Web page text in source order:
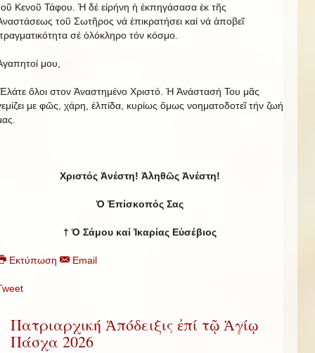
Κενοῦ Τάφου. Ἡ δέ εἰρήνη ἡ ἐκπηγάσασα ἐκ τῆς
τοῦ Σωτῆρος νά ἐπικρατήσει καί νά ἀποβεῖ
σέ ὁλόκληρο τόν κόσμο.
μου,
ὅλοι στον Ἀναστημένο Χριστό. Ἡ Ἀνάστασή Του μᾶς
με φῶς, χάρη, ἐλπίδα, κυρίως ὅμως νοηματοδοτεῖ τήν ζωή
Χριστός Ἀνέστη! Ἀληθῶς Ἀνέστη!
Ὁ Ἐπίσκοπός Σας
† Ὁ Σάμου καί Ἰκαρίας Εὐσέβιος
Εκτύπωση Email
Πατριαρχική Ἀπόδειξις ἐπί τῷ Ἁγίῳ
Πάσχα 2026